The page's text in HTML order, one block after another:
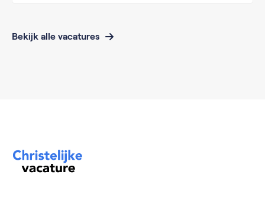
Bekijk alle vacatures